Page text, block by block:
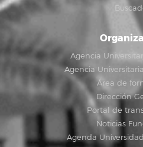
Agencia
Agencia
Área de
Dirección
Portal de
Noticias
Agenda